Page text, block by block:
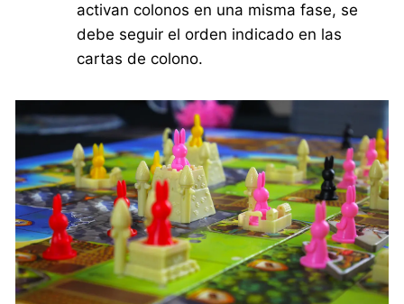
activan colonos en una misma fase, se
debe seguir el orden indicado en las
cartas de colono.